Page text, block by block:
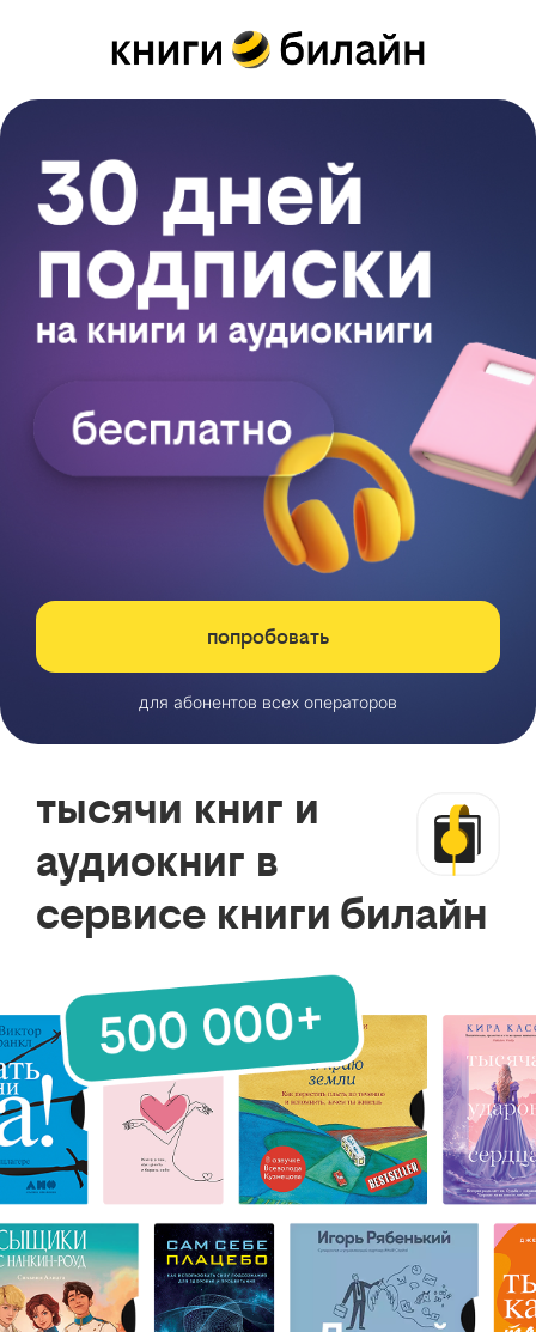
попробовать
для абонентов всех операторов
тысячи книг и
аудиокниг в
сервисе книги билайн